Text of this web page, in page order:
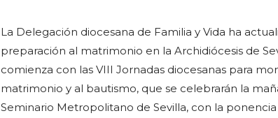
La Delegación diocesana de Familia y Vida ha
preparación al matrimonio en la Archidiócesis de
comienza con las VIII Jornadas diocesanas para
matrimonio y al bautismo, que se celebrarán la
Seminario Metropolitano de Sevilla, con la